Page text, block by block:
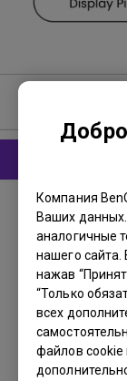
Компания
Ваших
аналогичные
нашего
нажав
“Только
всех
файлов cookie
Руководство
Display
Обновить:
Язык:English
Размер
Версия:
Просмотр